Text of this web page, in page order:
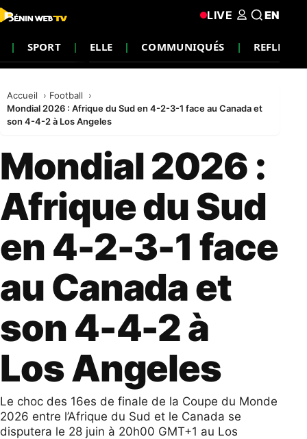
SPORT ELLE COMMUNIQUÉS
LIVE EN
Accueil
Football
Mondial 2026 : Afrique du Sud en 4-2-3-1 face au Canada et
son 4-4-2 à Los Angeles
Mondial 2026 :
Afrique du Sud
en 4-2-3-1 face
au Canada et
son 4-4-2 à
Los Angeles
Le choc des 16es de finale de la Coupe du Monde
2026 entre l’Afrique du Sud et le Canada se
disputera le 28 juin à 20h00 GMT+1 au Los